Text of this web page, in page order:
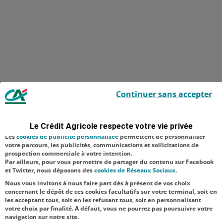
Le Crédit Agricole respecte votre vie privée
indispensables car utilisés à des fins de bon fonctionnement et de
sécurité ; d’autres sont facultatifs. Les
satisfaction facultatifs.
Lescookies de publicité personnalisée permettent de personnaliser
votre parcours, les publicités, communications et sollicitations de
prospection commerciale à votre intention.
Par ailleurs, pour vous permettre de partager du contenu sur Facebook
et Twitter, nous déposons descookies de Réseaux Sociaux.
Nous vous invitons à nous faire part dès à présent de vos choix
concernant le dépôt de ces cookies facultatifs sur votre terminal, soit en
les acceptant tous, soit en les refusant tous, soit en personnalisant
votre choix par finalité. A défaut, vous ne pourrez pas poursuivre votre
navigation sur notre site.
Continuer sans accepter